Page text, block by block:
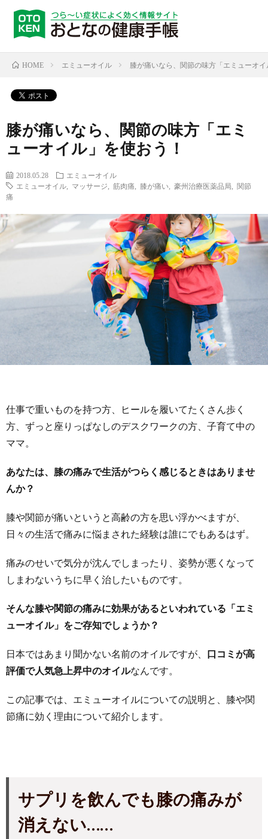
HOME エミューオイル 膝が痛いなら、関節の味方「エミューオ
膝が痛いなら、関節の味方「エミ
ューオイル」を使おう！
2018.05.28
エミューオイル
エミューオイル
マッサージ 筋肉痛 膝が痛い 豪州治療医薬品局
関節
痛
仕事で重いものを持つ方、ヒールを履いてたくさん歩く
方、ずっと座りっぱなしのデスクワークの方、子育て中の
ママ。
あなたは、膝の痛みで生活がつらく感じるときはありませ
んか？
膝や関節が痛いというと高齢の方を思い浮かべますが、
日々の生活で痛みに悩まされた経験は誰にでもあるはず。
痛みのせいで気分が沈んでしまったり、姿勢が悪くなって
しまわないうちに早く治したいものです。
そんな膝や関節の痛みに効果があるといわれている「エミ
ューオイル」をご存知でしょうか？
日本ではあまり聞かない名前のオイルですが、 口コミが高
評価で人気急上昇中のオイルなんです。
この記事では、エミューオイルについての説明と、膝や関
節痛に効く理由について紹介します。
サプリを飲んでも膝の痛みが
消えない……